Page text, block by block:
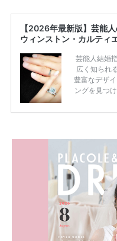
【2026年最新版】芸能
ウィンストン・カルティ
芸能人結婚
広く知られ
豊富なデザ
ングを見つ
入が可能♩
皆さま、ぜ
Ns4lf…